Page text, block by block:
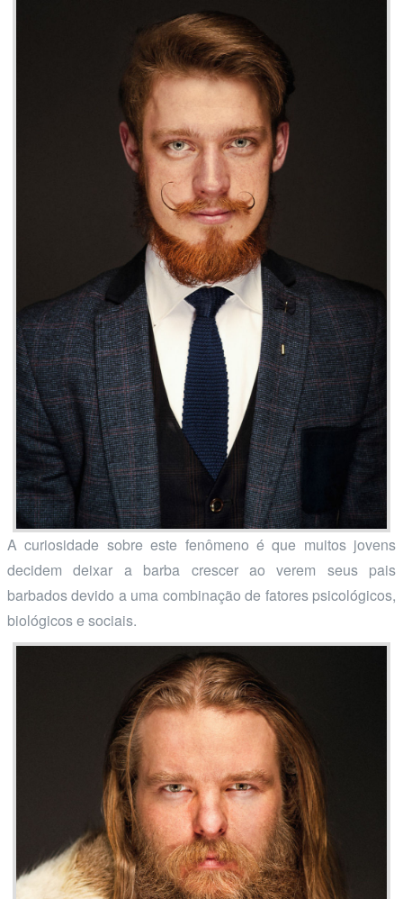
A curiosidade sobre este fenômeno é que muitos jovens
decidem deixar a barba crescer ao verem seus pais
barbados devido a uma combinação de fatores psicológicos,
biológicos e sociais.